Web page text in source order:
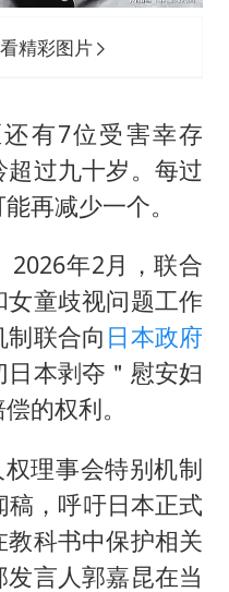
精彩图片
有7位受害幸存
过九十岁。每过
再减少一个。
2026年2月，联合
童歧视问题工作
联合向 日本政府
本剥夺＂慰安妇
的权利。
理事会特别机制
稿，呼吁日本正式
科书中保护相关
言人郭嘉昆在当